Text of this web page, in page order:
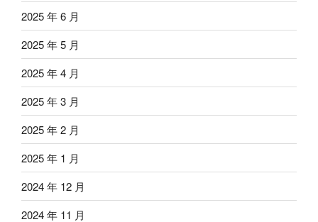
2025 年 6 月
2025 年 5 月
2025 年 4 月
2025 年 3 月
2025 年 2 月
2025 年 1 月
2024 年 12 月
2024 年 11 月